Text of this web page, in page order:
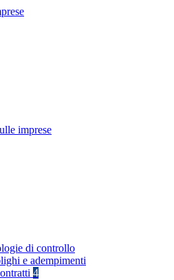
imprese
di controllo
e adempimenti
4